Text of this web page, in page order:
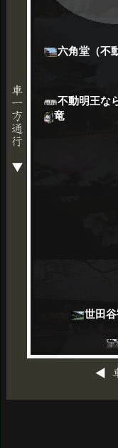
六角堂（不
不動明王な
竜
世田谷